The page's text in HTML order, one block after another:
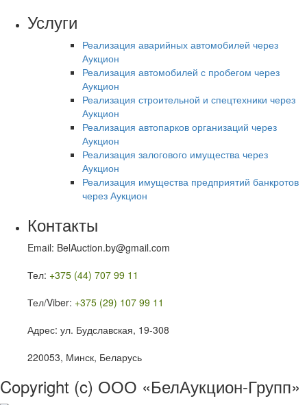
Услуги
Реализация аварийных автомобилей через
Аукцион
Реализация автомобилей с пробегом через
Аукцион
Реализация строительной и спецтехники через
Аукцион
Реализация автопарков организаций через
Аукцион
Реализация залогового имущества через
Аукцион
Реализация имущества предприятий банкротов
через Аукцион
Контакты
Email: BelAuction.by@gmail.com
Тел: +375 (44) 707 99 11
Тел/Viber: +375 (29) 107 99 11
Адрес: ул. Будславская, 19-308
220053, Минск, Беларусь
Copyright (c) ООО «БелАукцион-Групп»